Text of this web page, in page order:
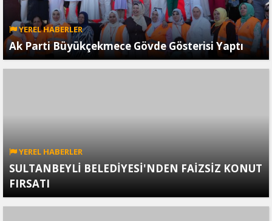
YEREL HABERLER
Ak Parti Büyükçekmece Gövde Gösterisi Yaptı
YEREL HABERLER
SULTANBEYLİ BELEDİYESİ'NDEN FAİZSİZ KONUT
FIRSATI